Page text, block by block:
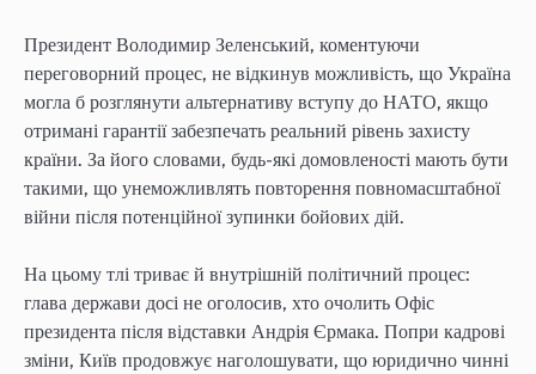
Президент Володимир Зеленський, коментуючи
переговорний процес, не відкинув можливість, що Україна
могла б розглянути альтернативу вступу до НАТО, якщо
отримані гарантії забезпечать реальний рівень захисту
країни. За його словами, будь-які домовленості мають бути
такими, що унеможливлять повторення повномасштабної
війни після потенційної зупинки бойових дій.
На цьому тлі триває й внутрішній політичний процес:
глава держави досі не оголосив, хто очолить Офіс
президента після відставки Андрія Єрмака. Попри кадрові
зміни, Київ продовжує наголошувати, що юридично чинні